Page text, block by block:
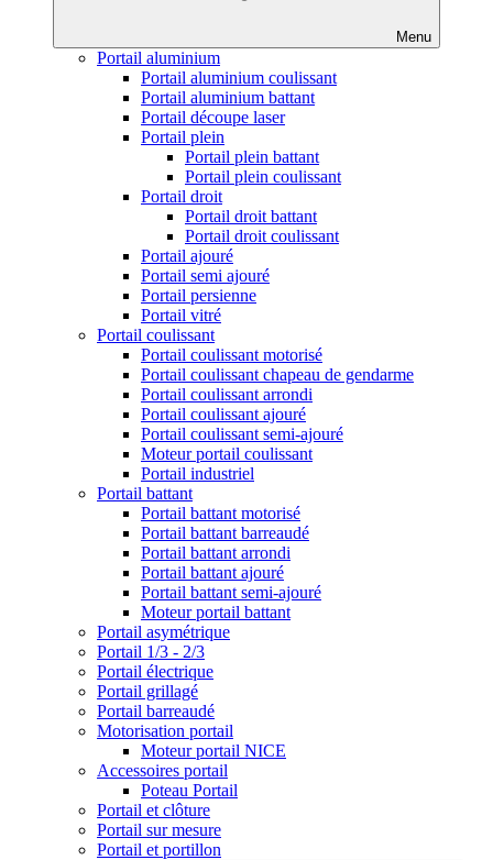
Menu
Portail aluminium
Portail aluminium coulissant
Portail aluminium battant
Portail découpe laser
Portail plein
Portail plein battant
Portail plein coulissant
Portail droit
Portail droit battant
Portail droit coulissant
Portail ajouré
Portail semi ajouré
Portail persienne
Portail vitré
Portail coulissant
Portail coulissant motorisé
Portail coulissant chapeau de gendarme
Portail coulissant arrondi
Portail coulissant ajouré
Portail coulissant semi-ajouré
Moteur portail coulissant
Portail industriel
Portail battant
Portail battant motorisé
Portail battant barreaudé
Portail battant arrondi
Portail battant ajouré
Portail battant semi-ajouré
Moteur portail battant
Portail asymétrique
Portail 1/3 - 2/3
Portail électrique
Portail grillagé
Portail barreaudé
Motorisation portail
Moteur portail NICE
Accessoires portail
Poteau Portail
Portail et clôture
Portail sur mesure
Portail et portillon